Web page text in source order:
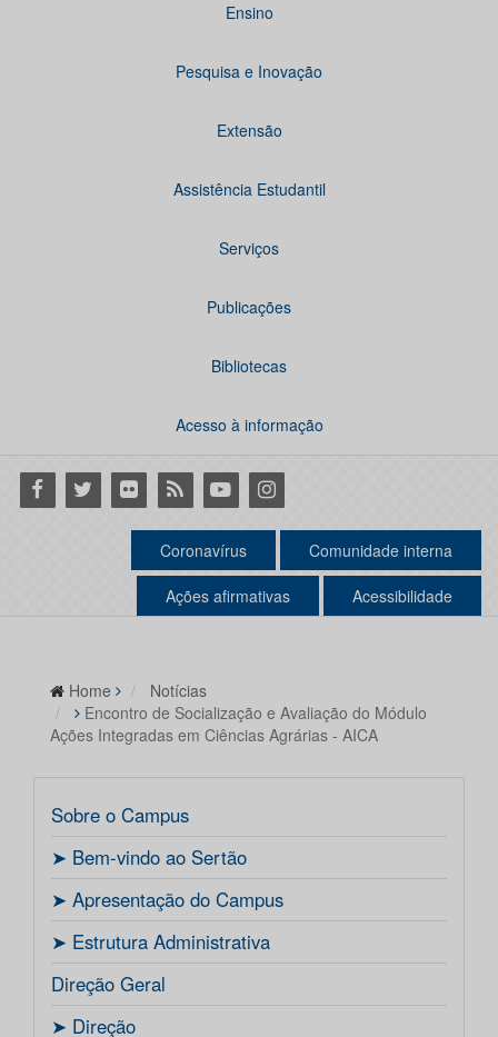
Ensino
Pesquisa e Inovação
Extensão
Assistência Estudantil
Serviços
Publicações
Bibliotecas
Acesso à informação
Facebook
Twitter Flickr RSS YoutubeInstagram
Coronavírus Comunidade interna
Ações afirmativas Acessibilidade
Home
Notícias
Encontro de Socialização e Avaliação do Módulo
Ações Integradas em Ciências Agrárias - AICA
Sobre o Campus
ㅤ➤ Bem-vindo ao Sertão
ㅤ➤ Apresentação do Campus
ㅤ➤ Estrutura Administrativa
Direção Geral
ㅤ➤ Direção